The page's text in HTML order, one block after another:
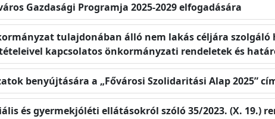
Gazdasági Programja 2025-2029 elfogadására
tulajdonában álló nem lakás céljára
kapcsolatos önkormányzati rendeletek és
benyújtására a „Fővárosi Szolidaritási Alap 2025”
és gyermekjóléti ellátásokról szóló 35/2023. (X. 19.)